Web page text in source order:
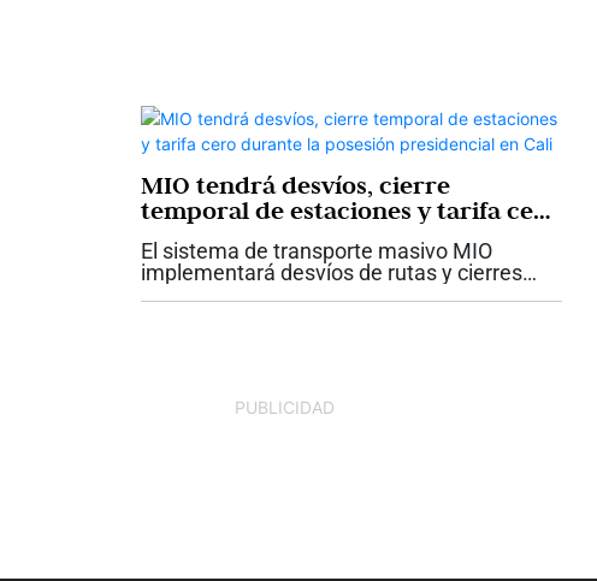
MIO tendrá desvíos, cierre
temporal de estaciones y tarifa cero
durante la posesión presidencial en
Cali
El sistema de transporte masivo MIO
implementará desvíos de rutas y cierres
PUBLICIDAD